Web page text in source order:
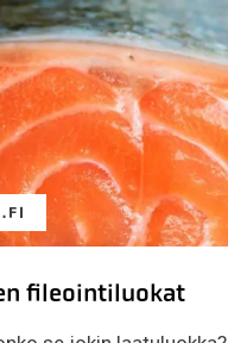
fileointiluokat